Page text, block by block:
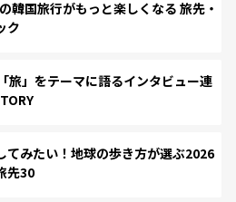
国旅行がもっと楽しくなる 旅先・
ク
旅」をテーマに語るインタビュー連
てみたい！地球の歩き方が選ぶ2026
先30